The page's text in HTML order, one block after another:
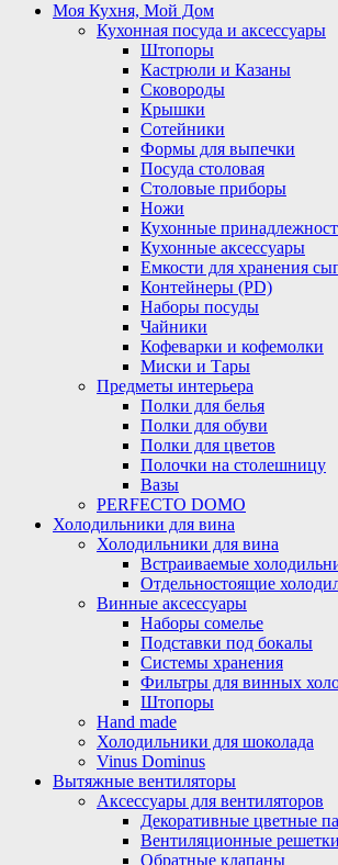
Моя Кухня, Мой Дом
Кухонная посуда и аксессуары
Штопоры
Кастрюли и Казаны
Сковороды
Крышки
Сотейники
Формы для выпечки
Посуда столовая
Столовые приборы
Ножи
Кухонные
Кухонные аксессуары
Емкости для хранения
Контейнеры (PD)
Наборы посуды
Чайники
Кофеварки и кофемолки
Миски и Тары
Предметы интерьера
Полки для белья
Полки для обуви
Полки для цветов
Полочки на столешницу
Вазы
PERFECTO DOMO
Холодильники для вина
Холодильники для вина
Встраиваемые
Отдельностоящие
Винные аксессуары
Наборы сомелье
Подставки под бокалы
Системы хранения
Фильтры для винных
Штопоры
Hand made
Холодильники для шоколада
Vinus Dominus
Вытяжные вентиляторы
Аксессуары для вентиляторов
Декоративные цветные
Вентиляционные решетки
Обратные клапаны